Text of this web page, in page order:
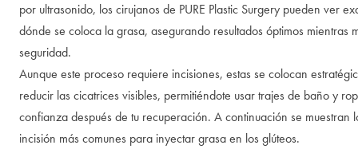
por ultrasonido, los cirujanos de PURE Plastic Surgery pueden ver
dónde se coloca la grasa, asegurando resultados óptimos mientras
seguridad.
Aunque este proceso requiere incisiones, estas se colocan
reducir las cicatrices visibles, permitiéndote usar trajes de baño y
confianza después de tu recuperación. A continuación se muestran
incisión más comunes para inyectar grasa en los glúteos.